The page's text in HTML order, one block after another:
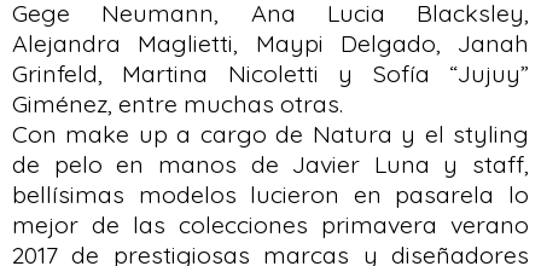
Gege Neumann, Ana Lucia Blacksley,
Alejandra Maglietti, Maypi Delgado, Janah
Grinfeld, Martina Nicoletti y Sofía “Jujuy”
Giménez, entre muchas otras.
Con make up a cargo de Natura y el styling
de pelo en manos de Javier Luna y staff,
bellísimas modelos lucieron en pasarela lo
mejor de las colecciones primavera verano
2017 de prestigiosas marcas y diseñadores